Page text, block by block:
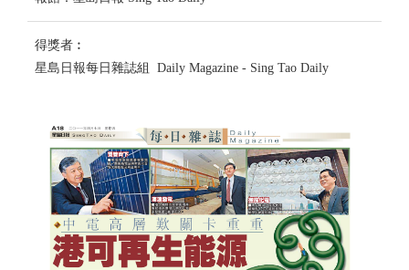
得獎者︰
星島日報每日雜誌組 Daily Magazine - Sing Tao Daily